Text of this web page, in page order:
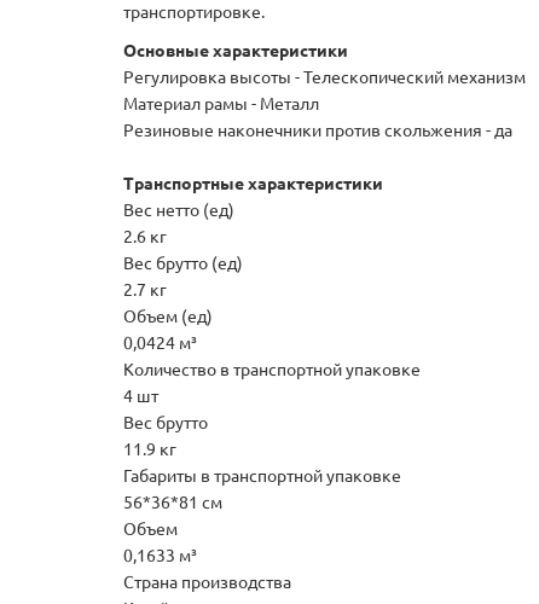
транспортировке.
Основные характеристики
Регулировка высоты - Телескопический механизм
Материал рамы - Металл
Резиновые наконечники против скольжения - да
Транспортные характеристики
Вес нетто (ед)
2.6 кг
Вес брутто (ед)
2.7 кг
Объем (ед)
0,0424 м³
Количество в транспортной упаковке
4 шт
Вес брутто
11.9 кг
Габариты в транспортной упаковке
56*36*81 см
Объем
0,1633 м³
Страна производства